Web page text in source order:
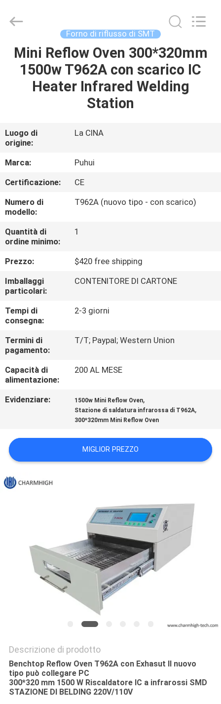
CASA
PRODOTTI
SU
DI
NOI
VISITA
ALLA
FABBRICA
CONTROLLO
DELLA
QUALITÀ
CONTATTACI
NOTIZIA
SHOPPING
LINE
DEL
SULLA
PRIVACY
CHARMHIGH
Reserved.
Forno di riflusso di SMT
Mini Reflow Oven 300*320mm
1500w T962A con scarico IC
Heater Infrared Welding
Station
Luogo di
origine:
La CINA
Marca:
Puhui
Certificazione:
CE
Numero di
modello:
T962A (nuovo tipo - con scarico)
Quantità di
ordine minimo:
1
Prezzo:
$420 free shipping
Imballaggi
particolari:
CONTENITORE DI CARTONE
Tempi di
consegna:
2-3 giorni
Termini di
pagamento:
T/T; Paypal; Western Union
Capacità di
alimentazione:
200 AL MESE
Evidenziare: 1500w Mini Reflow Oven,
Stazione di saldatura infrarossa di T962A,
300*320mm Mini Reflow Oven
MIGLIOR PREZZO
Descrizione di prodotto
Benchtop Reflow Oven T962A con Exhasut Il nuovo
tipo può collegare PC
300*320 mm 1500 W Riscaldatore IC a infrarossi SMD
STAZIONE DI BELDING 220V/110V